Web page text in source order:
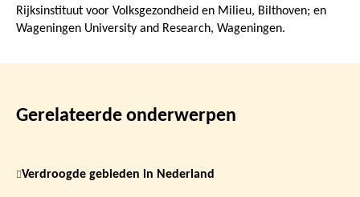
Rijksinstituut voor Volksgezondheid en Milieu, Bilthoven; en
Wageningen University and Research, Wageningen.
Gerelateerde onderwerpen
Verdroogde gebieden in Nederland